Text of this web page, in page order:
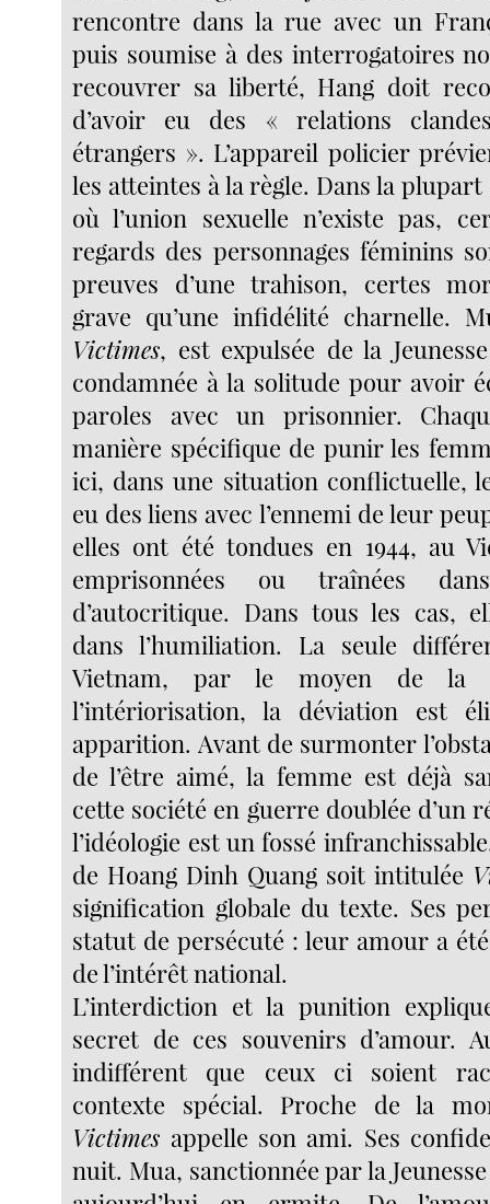
rencontre dans la rue avec un
puis soumise à des interrogatoires
recouvrer sa liberté, Hang doit
d’avoir eu des « relations
étrangers ». L’appareil policier
les atteintes à la règle. Dans la
où l’union sexuelle n’existe pas,
regards des personnages féminins
preuves d’une trahison, certes
grave qu’une infidélité charnelle.
Victimes, est expulsée de la
condamnée à la solitude pour avoir
paroles avec un prisonnier.
manière spécifique de punir les
ici, dans une situation conflictuelle,
eu des liens avec l’ennemi de leur
elles ont été tondues en 1944, au
emprisonnées ou traînées
d’autocritique. Dans tous les cas,
dans l’humiliation. La seule
Vietnam, par le moyen de
l’intériorisation, la déviation est
apparition. Avant de surmonter
de l’être aimé, la femme est déjà
cette société en guerre doublée d’un
l’idéologie est un fossé
de Hoang Dinh Quang soit intitulée
signification globale du texte. Ses
statut de persécuté : leur amour a
de l’intérêt national.
L’interdiction et la punition
secret de ces souvenirs d’amour.
indifférent que ceux ci soient
contexte spécial. Proche de la
Victimes appelle son ami. Ses
nuit. Mua, sanctionnée par la